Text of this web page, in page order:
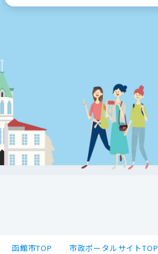
函館市TOP 市政ポータルサイトTOP